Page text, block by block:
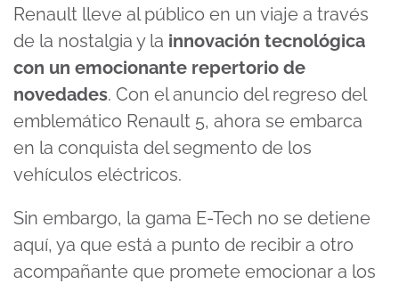
Renault lleve al público en un viaje a través
de la nostalgia y la innovación tecnológica
con un emocionante repertorio de
novedades. Con el anuncio del regreso del
emblemático Renault 5, ahora se embarca
en la conquista del segmento de los
vehículos eléctricos.
Sin embargo, la gama E-Tech no se detiene
aquí, ya que está a punto de recibir a otro
acompañante que promete emocionar a los